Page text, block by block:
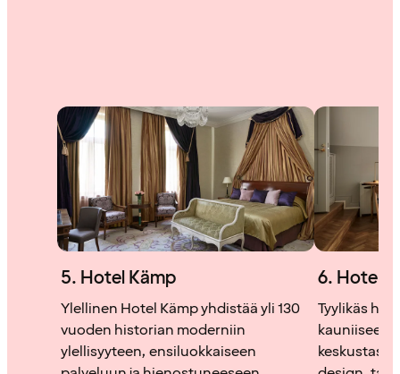
5. Hotel Kämp
Ylellinen Hotel Kämp yhdistää yli 130
vuoden historian moderniin
ylellisyyteen, ensiluokkaiseen
6. Hotel
Tyylikäs
kauniiseen